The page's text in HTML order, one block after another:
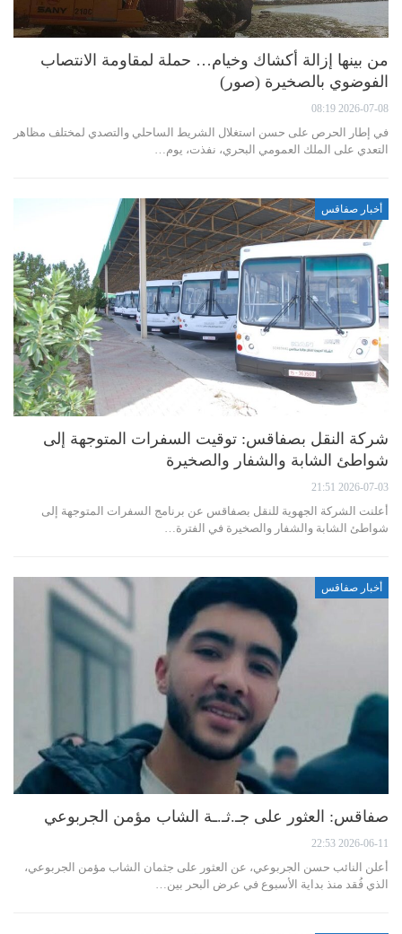
من بينها إزالة أكشاك وخيام… حملة لمقاومة الانتصاب
الفوضوي بالصخيرة (صور)
2026-07-08 08:19
في إطار الحرص على حسن استغلال الشريط الساحلي والتصدي لمختلف مظاهر
التعدي على الملك العمومي البحري، نفذت، يوم…
أخبار صفاقس
شركة النقل بصفاقس: توقيت السفرات المتوجهة إلى
شواطئ الشابة والشفار والصخيرة
2026-07-03 21:51
أعلنت الشركة الجهوية للنقل بصفاقس عن برنامج السفرات المتوجهة إلى
شواطئ الشابة والشفار والصخيرة في الفترة…
أخبار صفاقس
صفاقس: العثور على جـ.ثـ.ـة الشاب مؤمن الجربوعي
2026-06-11 22:53
أعلن النائب حسن الجربوعي، عن العثور على جثمان الشاب مؤمن الجربوعي،
الذي فُقد منذ بداية الأسبوع في عرض البحر بين…